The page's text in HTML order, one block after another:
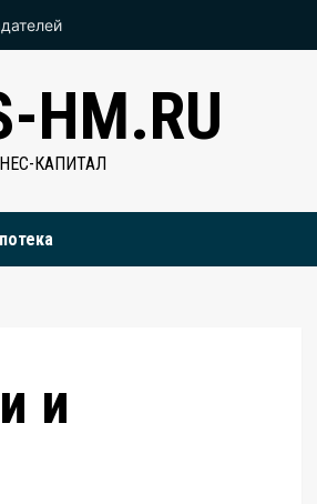
HM.RU
КАПИТАЛ
и